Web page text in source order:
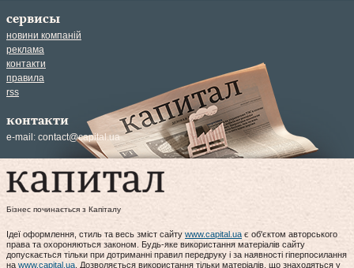
сервисы
новини компаній
реклама
контакти
правила
rss
контакти
e-mail: contact@capital.ua
Бізнес починається з Капіталу
Ідеї оформлення, стиль та весь зміст сайту www.capital.ua є об'єктом авторського
права та охороняються законом. Будь-яке використання матеріалів сайту
допускається тільки при дотриманні правил передруку і за наявності гіперпосилання
наwww.capital.ua. Дозволяється використання тільки матеріалів, що знаходяться у